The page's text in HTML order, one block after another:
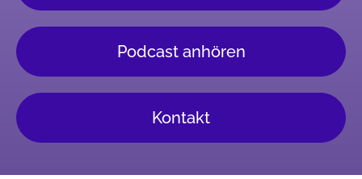
Podcast anhören
Kontakt